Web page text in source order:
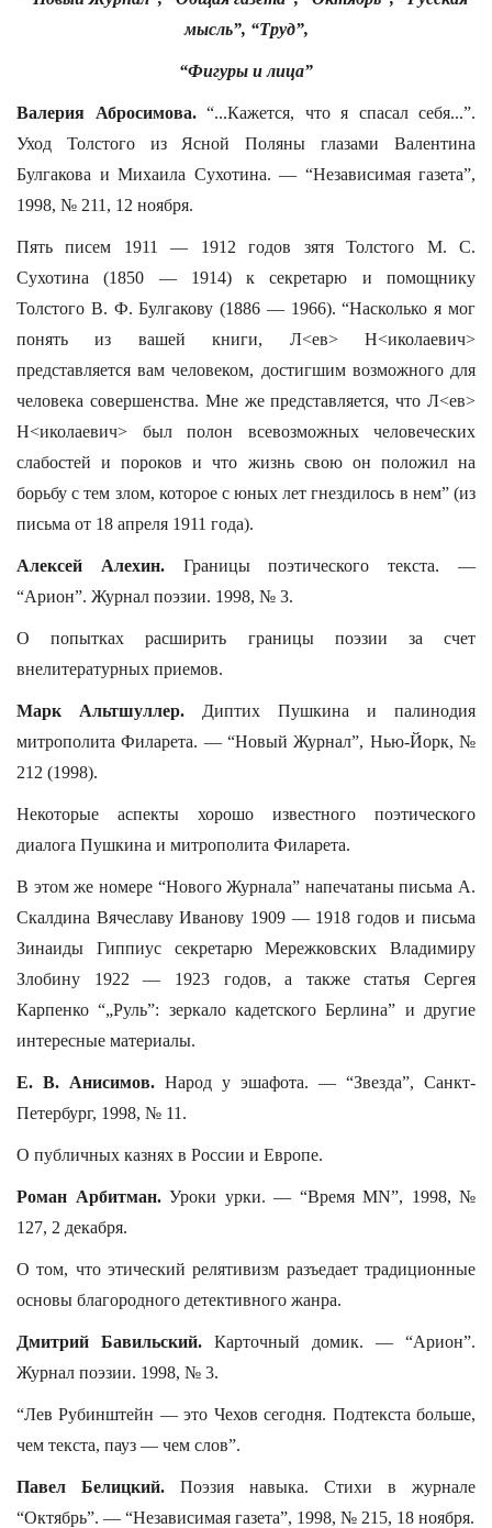
мысль”, “Труд”,
“Фигуры и лица”
Валерия Абросимова.“...Кажется, что я спасал себя...”.
Уход Толстого из Ясной Поляны глазами Валентина
Булгакова и Михаила Сухотина. — “Независимая газета”,
1998, № 211, 12 ноября.
Пять писем 1911 — 1912 годов зятя Толстого М. С.
Сухотина (1850 — 1914) к секретарю и помощнику
Толстого В. Ф. Булгакову (1886 — 1966). “Насколько я мог
понять из вашей книги, Л<ев> Н<иколаевич>
представляется вам человеком, достигшим возможного для
человека совершенства. Мне же представляется, что Л<ев>
Н<иколаевич> был полон всевозможных человеческих
слабостей и пороков и что жизнь свою он положил на
борьбу с тем злом, которое с юных лет гнездилось в нем” (из
письма от 18 апреля 1911 года).
Алексей Алехин.Границы поэтического текста. —
“Арион”. Журнал поэзии. 1998, № 3.
О попытках расширить границы поэзии за счет
внелитературных приемов.
Марк Альтшуллер. Диптих Пушкина и палинодия
митрополита Филарета. — “Новый Журнал”, Нью-Йорк, №
212 (1998).
Некоторые аспекты хорошо известного поэтического
диалога Пушкина и митрополита Филарета.
В этом же номере “Нового Журнала” напечатаны письма А.
Скалдина Вячеславу Иванову 1909 — 1918 годов и письма
Зинаиды Гиппиус секретарю Мережковских Владимиру
Злобину 1922 — 1923 годов, а также статья Сергея
Карпенко “„Руль”: зеркало кадетского Берлина” и другие
интересные материалы.
Е. В. Анисимов. Народ у эшафота. — “Звезда”, Санкт-
Петербург, 1998, № 11.
О публичных казнях в России и Европе.
Роман Арбитман.Уроки урки. — “Время МN”, 1998, №
127, 2 декабря.
О том, что этический релятивизм разъедает традиционные
основы благородного детективного жанра.
Дмитрий Бавильский. Карточный домик. — “Арион”.
Журнал поэзии. 1998, № 3.
“Лев Рубинштейн — это Чехов сегодня. Подтекста больше,
чем текста, пауз — чем слов”.
Павел Белицкий. Поэзия навыка. Стихи в журнале
“Октябрь”. — “Независимая газета”, 1998, № 215, 18 ноября.